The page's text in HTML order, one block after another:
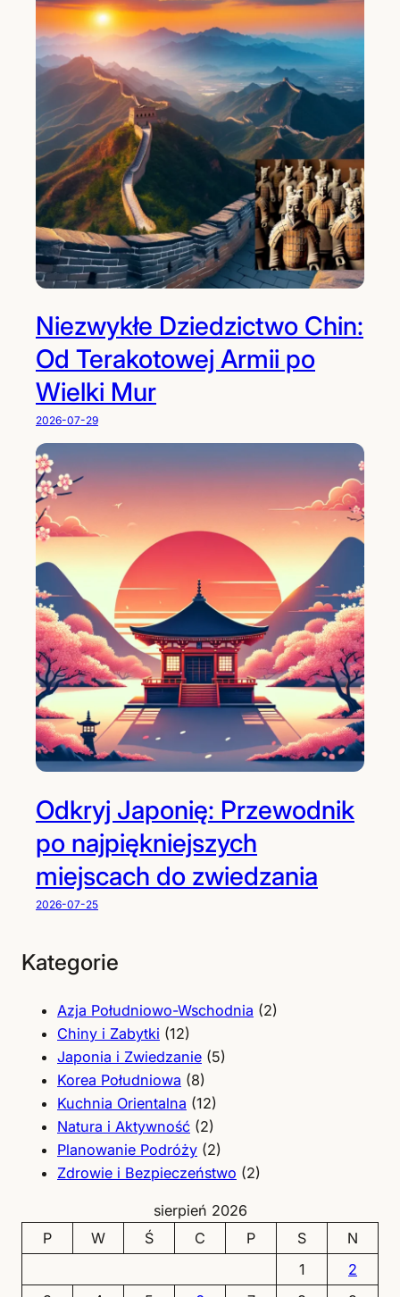
Niezwykłe Dziedzictwo Chin:
Od Terakotowej Armii po
Wielki Mur
2026-07-29
Odkryj Japonię: Przewodnik
po najpiękniejszych
miejscach do zwiedzania
2026-07-25
Kategorie
Azja Południowo-Wschodnia (2)
Chiny i Zabytki (12)
Japonia i Zwiedzanie (5)
Korea Południowa (8)
Kuchnia Orientalna (12)
Natura i Aktywność (2)
Planowanie Podróży (2)
Zdrowie i Bezpieczeństwo (2)
sierpień 2026
P
W Ś C P S
N
1
2